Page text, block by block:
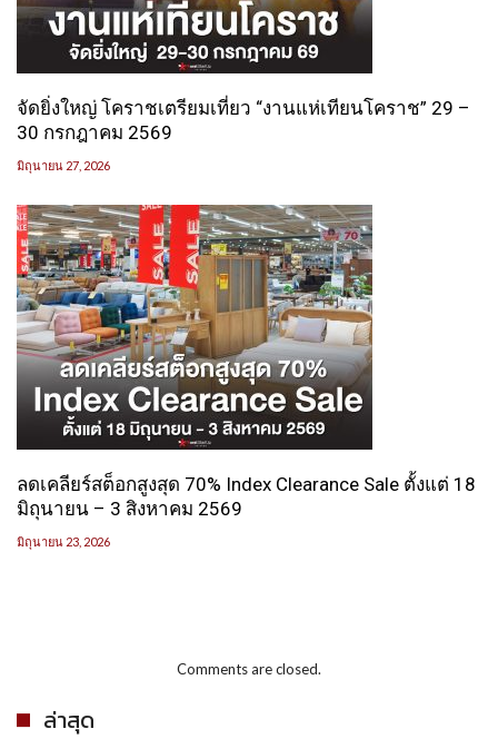
จัดยิ่งใหญ่ โคราชเตรียมเที่ยว “งานแห่เทียนโคราช” 29 –
30 กรกฎาคม 2569
มิถุนายน 27, 2026
ลดเคลียร์สต็อกสูงสุด 70% Index Clearance Sale ตั้งแต่ 18
มิถุนายน – 3 สิงหาคม 2569
มิถุนายน 23, 2026
Comments are closed.
ล่าสุด